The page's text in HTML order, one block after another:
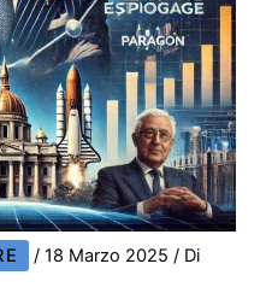
/18 Marzo 2025/ Di